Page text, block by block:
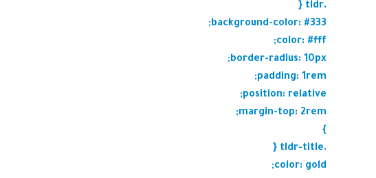
.tldr {
background-color: #333;
color: #fff;
border-radius: 10px;
padding: 1rem;
position: relative;
margin-top: 2rem;
}
.tldr-title {
color: gold;